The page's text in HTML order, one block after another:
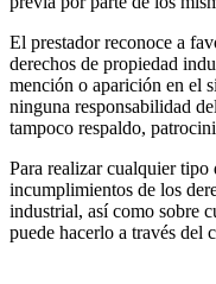
El prestador reconoce a
derechos de propiedad
mención o aparición en el
ninguna responsabilidad
tampoco respaldo,
Para realizar cualquier tipo
incumplimientos de los
industrial, así como sobre
puede hacerlo a través del